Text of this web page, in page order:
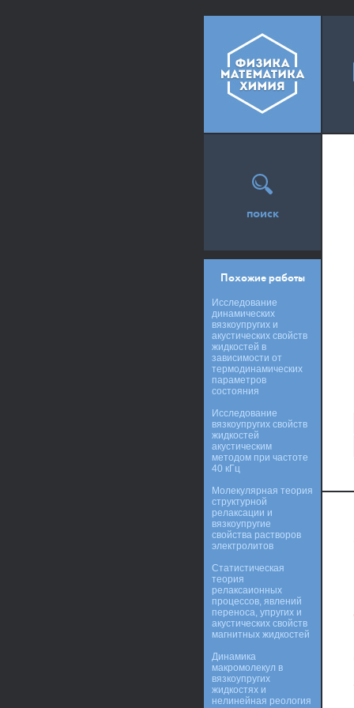
поиск
Похожие работы
Исследование
динамических
вязкоупругих и
акустических свойств
жидкостей в
зависимости от
термодинамических
параметров
состояния
Исследование
вязкоупругих свойств
жидкостей
акустическим
методом при частоте
40 кГц
Молекулярная теория
структурной
релаксации и
вязкоупругие
свойства растворов
электролитов
Статистическая
теория
релаксаионных
процессов, явлений
переноса, упругих и
акустических свойств
магнитных жидкостей
Динамика
макромолекул в
вязкоупругих
жидкостях и
нелинейная реология